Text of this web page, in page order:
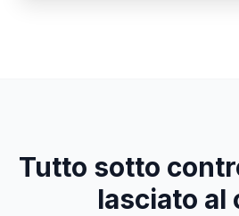
Tutto sotto
lasciato al